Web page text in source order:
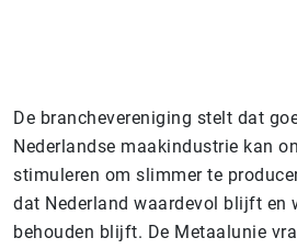
De branchevereniging stelt dat
Nederlandse maakindustrie kan
stimuleren om slimmer te
dat Nederland waardevol blijft en
behouden blijft. De Metaalunie